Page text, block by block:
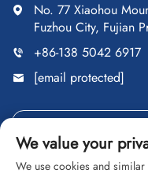
No. 77 Xiaohou
Fuzhou City, Fujian
+86-138 5042 6917
[email protected]
We value your
We use cookies and